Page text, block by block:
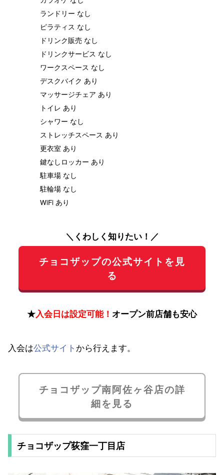
ランドリー なし
ピラティス なし
ドリンク販売 なし
ドリンクサービス なし
ワークスペース なし
デスクバイク あり
マッサージチェア あり
トイレ あり
シャワー なし
ストレッチスペース あり
更衣室 あり
鍵なしロッカー あり
駐車場 なし
駐輪場 なし
WiFi あり
＼くわしく知りたい！／
チョコザップの公式サイトを見
る
★入会日は設定可能！ オープン前店舗も安心
入会は公式サイト から行えます。
チョコザップ南阿佐ヶ谷店の詳
細を見る
チョコザップ荻窪一丁目店